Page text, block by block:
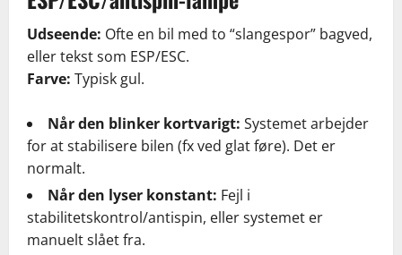
Udseende: Ofte en bil med to “slangespor” bagved,
eller tekst som ESP/ESC.
Farve: Typisk gul.
Når den blinker kortvarigt: Systemet arbejder
for at stabilisere bilen (fx ved glat føre). Det er
normalt.
Når den lyser konstant: Fejl i
stabilitetskontrol/antispin, eller systemet er
manuelt slået fra.